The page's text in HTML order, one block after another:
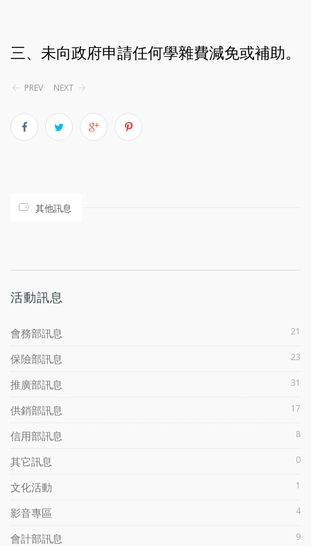
三、未向政府申請任何學雜費減免或補助。
PREV NEXT
其他訊息
活動訊息
會務部訊息 21
保險部訊息 23
推廣部訊息 31
供銷部訊息 17
信用部訊息 8
其它訊息 0
文化活動 1
影音專區 4
會計部訊息 9